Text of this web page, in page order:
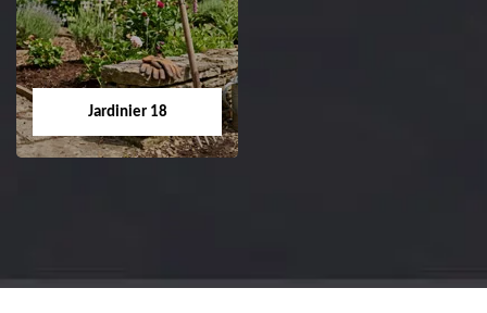
Entreprise dessouchage
arbre et haie 18 Cher
Jardinier 18